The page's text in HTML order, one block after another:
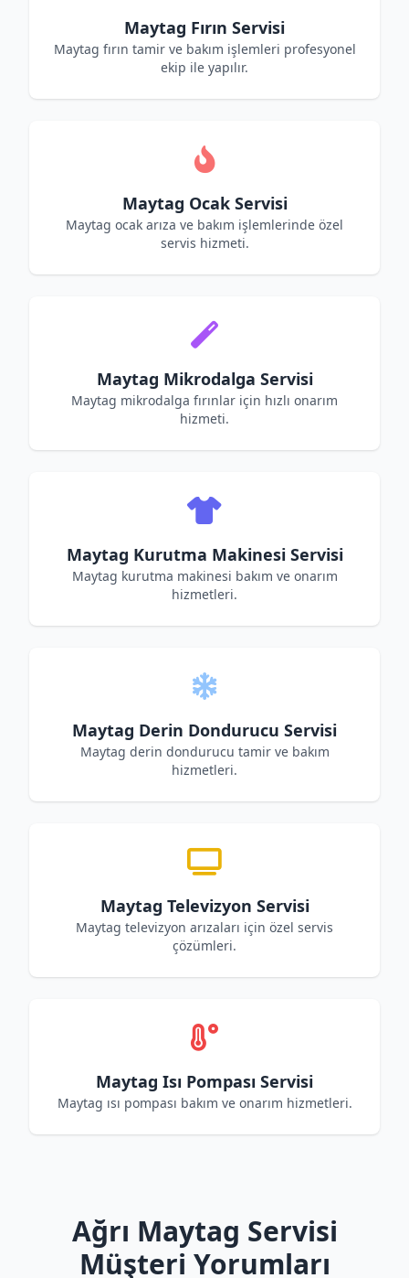
Maytag Fırın Servisi
Maytag fırın tamir ve bakım işlemleri profesyonel
ekip ile yapılır.
Maytag Ocak Servisi
Maytag ocak arıza ve bakım işlemlerinde özel
servis hizmeti.
Maytag Mikrodalga Servisi
Maytag mikrodalga fırınlar için hızlı onarım
hizmeti.
Maytag Kurutma Makinesi Servisi
Maytag kurutma makinesi bakım ve onarım
hizmetleri.
Maytag Derin Dondurucu Servisi
Maytag derin dondurucu tamir ve bakım
hizmetleri.
Maytag Televizyon Servisi
Maytag televizyon arızaları için özel servis
çözümleri.
Maytag Isı Pompası Servisi
Maytag ısı pompası bakım ve onarım hizmetleri.
Ağrı Maytag Servisi
Müşteri Yorumları